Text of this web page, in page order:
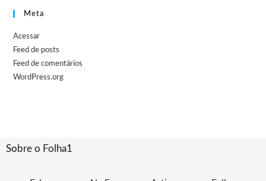
Meta
Acessar
Feed de posts
Feed de comentários
WordPress.org
Sobre o Folha1